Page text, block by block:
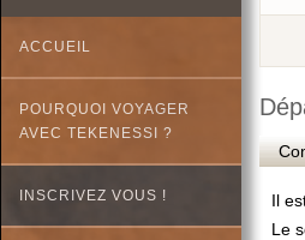
ACCUEIL
POURQUOI VOYAGER
AVEC TEKENESSI ?
INSCRIVEZ VOUS !
Il
Le